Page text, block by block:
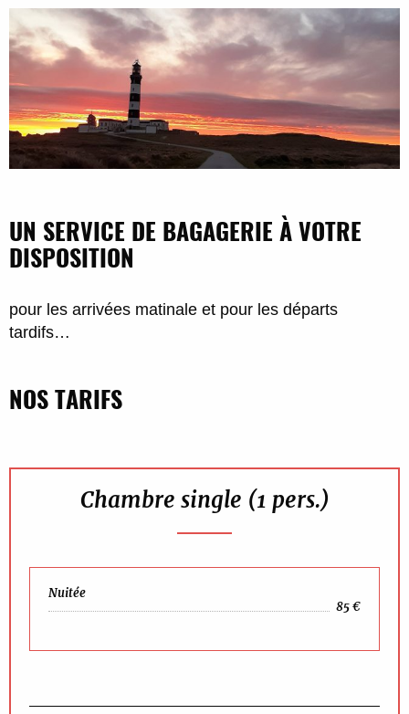
UN SERVICE DE BAGAGERIE À VOTRE
DISPOSITION
pour les arrivées matinale et pour les départs
tardifs…
NOS TARIFS
Chambre single (1 pers.)
Nuitée
85 €